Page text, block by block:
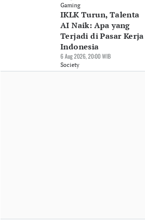
Gaming
IKLK Turun, Talenta
AI Naik: Apa yang
Terjadi di Pasar Kerja
Indonesia
6 Aug 2026, 20:00 WIB
Society